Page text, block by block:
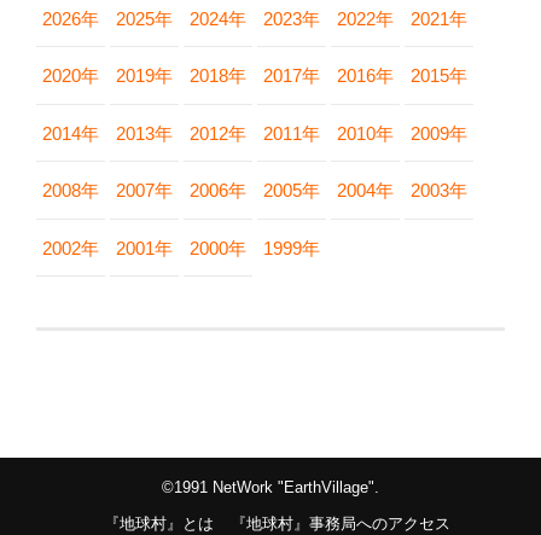
2026年 2025年 2024年 2023年 2022年 2021年
2020年 2019年 2018年 2017年 2016年 2015年
2014年 2013年 2012年 2011年 2010年 2009年
2008年 2007年 2006年 2005年 2004年 2003年
2002年 2001年 2000年 1999年
©1991 NetWork "EarthVillage".
『地球村』とは
『地球村』事務局へのアクセス